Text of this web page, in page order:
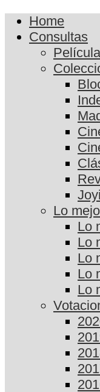
Home
Consultas
Lo
Lo
Lo
Lo
Lo
Lo